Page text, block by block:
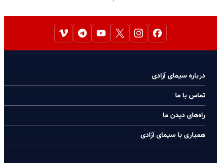
درباره سیمای آزادی
تماس با ما
راه‌های دیدن ما
همیاری با سیمای آزادی